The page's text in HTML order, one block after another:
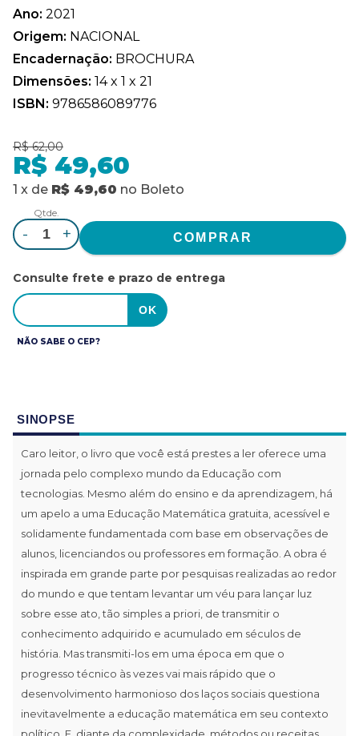
Ano: 2021
Origem: NACIONAL
Encadernação: BROCHURA
Dimensões: 14 x 1 x 21
ISBN: 9786586089776
R$ 62,00
R$ 49,60
1 x de R$ 49,60 no Boleto
Qtde.
- +
Consulte frete e prazo de entrega
NÃO SABE O CEP?
SINOPSE
Caro leitor, o livro que você está prestes a ler oferece uma
jornada pelo complexo mundo da Educação com
tecnologias. Mesmo além do ensino e da aprendizagem, há
um apelo a uma Educação Matemática gratuita, acessível e
solidamente fundamentada com base em observações de
alunos, licenciandos ou professores em formação. A obra é
inspirada em grande parte por pesquisas realizadas ao redor
do mundo e que tentam levantar um véu para lançar luz
sobre esse ato, tão simples a priori, de transmitir o
conhecimento adquirido e acumulado em séculos de
história. Mas transmiti-los em uma época em que o
progresso técnico às vezes vai mais rápido que o
desenvolvimento harmonioso dos laços sociais questiona
inevitavelmente a educação matemática em seu contexto
político. E, diante da complexidade, métodos ou receitas